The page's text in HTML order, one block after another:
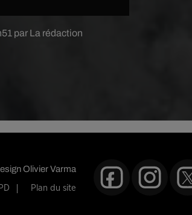
par La rédaction
Olivier Varma
Plan du site